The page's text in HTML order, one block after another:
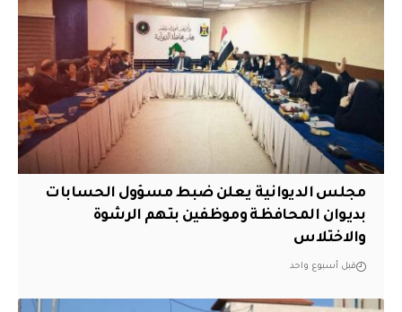
مجلس الديوانية يعلن ضبط مسؤول الحسابات
بديوان المحافظة وموظفين بتهم الرشوة
والاختلاس
قبل أسبوع واحد